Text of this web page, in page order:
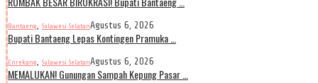
Bantaeng, Sulawesi SelatanAgustus 6, 2026
Bupati Bantaeng Lepas Kontingen Pramuka …
Enrekang, Sulawesi SelatanAgustus 6, 2026
MEMALUKAN! Gunungan Sampah Kepung Pasar …